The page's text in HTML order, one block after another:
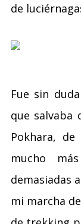
de
Fue sin
que salvaba
Pokhara,
mucho
demasiadas
mi marcha